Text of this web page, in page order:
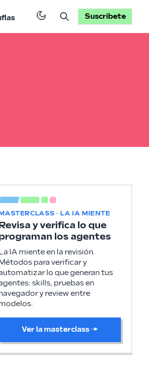
Suscríbete
· LA IA MIENTE
y verifica lo que
los agentes
La IA miente en la revisión.
Métodos para verificar y
lo que generan tus
skills, pruebas en
y review entre
Ver la masterclass→